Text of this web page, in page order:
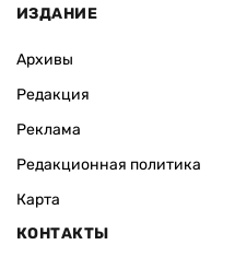
ИЗДАНИЕ
Архивы
Редакция
Реклама
Редакционная политика
Карта
КОНТАКТЫ